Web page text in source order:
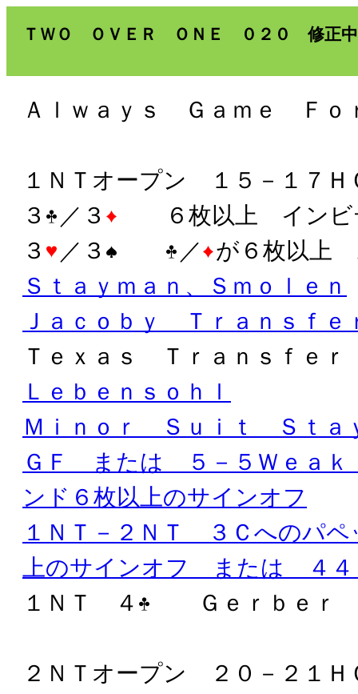
ＴＷＯ ＯＶＥＲ ＯＮＥ ０２０ 修正中
Ａｌｗａｙｓ Ｇａｍｅ Ｆｏ
１ＮＴオープン １５－１７Ｈ
３
／３
６枚以上 インビ
３
／３ ／
が６枚以上
Ｓｔａｙｍａｎ、Ｓｍｏｌｅｎ
Ｊａｃｏｂｙ Ｔｒａｎｓｆｅ
Ｔｅｘａｓ Ｔｒａｎｓｆｅｒ
Ｌｅｂｅｎｓｏｈｌ
Ｍｉｎｏｒ Ｓｕｉｔ Ｓｔａ
ＧＦ または ５－５Ｗｅａ
ンド６枚以上のサインオフ
１ＮＴ－２ＮＴ ３Ｃへのパ
上のサインオフ または ４４
１ＮＴ ４
Ｇｅｒｂｅｒ
２ＮＴオープン ２０－２１Ｈ